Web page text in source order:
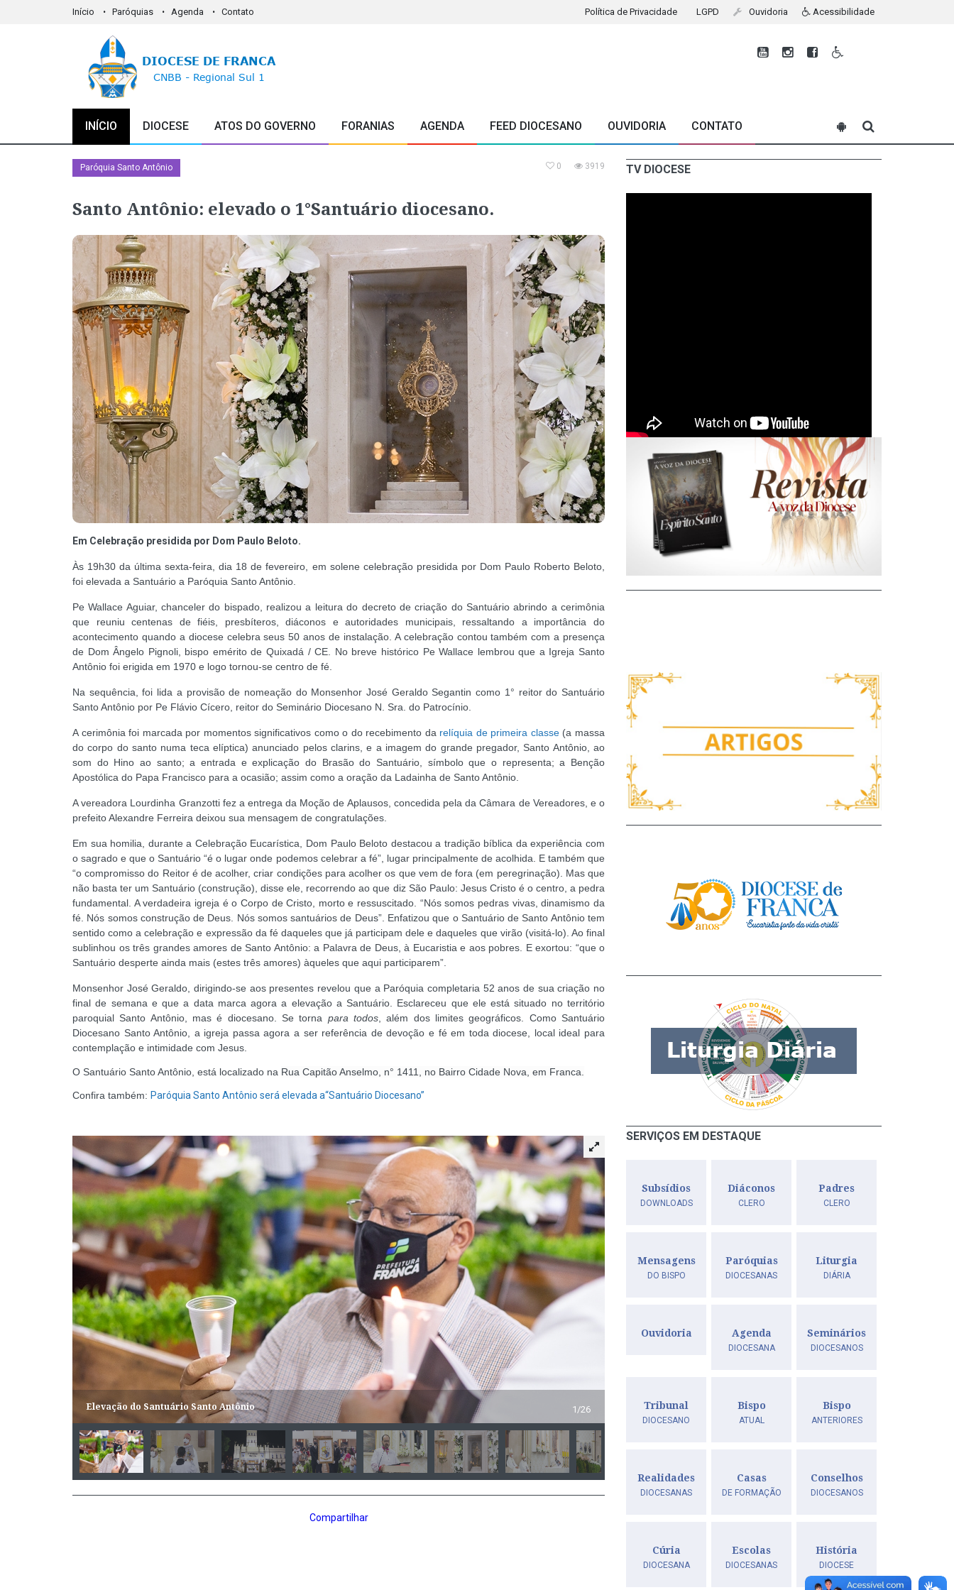
Início Paróquias Agenda Contato Política de Privacidade LGPD Ouvidoria Acessibilidade
INÍCIO DIOCESE ATOS DO GOVERNO FORANIAS AGENDA FEED DIOCESANO OUVIDORIA CONTATO
Paróquia Santo Antônio 0 3919
Santo Antônio: elevado o 1°Santuário diocesano.
Em Celebração presidida por Dom Paulo Beloto.
Às 19h30 da última sexta-feira, dia 18 de fevereiro, em solene celebração presidida por Dom Paulo Roberto Beloto,
foi elevada a Santuário a Paróquia Santo Antônio.
Pe Wallace Aguiar, chanceler do bispado, realizou a leitura do decreto de criação do Santuário abrindo a cerimônia
que reuniu centenas de fiéis, presbíteros, diáconos e autoridades municipais, ressaltando a importância do
acontecimento quando a diocese celebra seus 50 anos de instalação. A celebração contou também com a presença
de Dom Ângelo Pignoli, bispo emérito de Quixadá / CE. No breve histórico Pe Wallace lembrou que a Igreja Santo
Antônio foi erigida em 1970 e logo tornou-se centro de fé.
Na sequência, foi lida a provisão de nomeação do Monsenhor José Geraldo Segantin como 1° reitor do Santuário
Santo Antônio por Pe Flávio Cícero, reitor do Seminário Diocesano N. Sra. do Patrocínio.
A cerimônia foi marcada por momentos significativos como o do recebimento da relíquia de primeira classe (a massa
do corpo do santo numa teca elíptica) anunciado pelos clarins, e a imagem do grande pregador, Santo Antônio, ao
som do Hino ao santo; a entrada e explicação do Brasão do Santuário, símbolo que o representa; a Benção
Apostólica do Papa Francisco para a ocasião; assim como a oração da Ladainha de Santo Antônio.
A vereadora Lourdinha Granzotti fez a entrega da Moção de Aplausos, concedida pela da Câmara de Vereadores, e o
prefeito Alexandre Ferreira deixou sua mensagem de congratulações.
Em sua homilia, durante a Celebração Eucarística, Dom Paulo Beloto destacou a tradição bíblica da experiência com
o sagrado e que o Santuário “é o lugar onde podemos celebrar a fé”, lugar principalmente de acolhida. E também que
“o compromisso do Reitor é de acolher, criar condições para acolher os que vem de fora (em peregrinação). Mas que
não basta ter um Santuário (construção), disse ele, recorrendo ao que diz São Paulo: Jesus Cristo é o centro, a pedra
fundamental. A verdadeira igreja é o Corpo de Cristo, morto e ressuscitado. “Nós somos pedras vivas, dinamismo da
fé. Nós somos construção de Deus. Nós somos santuários de Deus”. Enfatizou que o Santuário de Santo Antônio tem
sentido como a celebração e expressão da fé daqueles que já participam dele e daqueles que virão (visitá-lo). Ao final
sublinhou os três grandes amores de Santo Antônio: a Palavra de Deus, à Eucaristia e aos pobres. E exortou: “que o
Santuário desperte ainda mais (estes três amores) àqueles que aqui participarem”.
Monsenhor José Geraldo, dirigindo-se aos presentes revelou que a Paróquia completaria 52 anos de sua criação no
final de semana e que a data marca agora a elevação a Santuário. Esclareceu que ele está situado no território
paroquial Santo Antônio, mas é diocesano. Se torna para todos , além dos limites geográficos. Como Santuário
Diocesano Santo Antônio, a igreja passa agora a ser referência de devoção e fé em toda diocese, local ideal para
contemplação e intimidade com Jesus.
O Santuário Santo Antônio, está localizado na Rua Capitão Anselmo, n° 1411, no Bairro Cidade Nova, em Franca.
Confira também: Paróquia Santo Antônio será elevada a“Santuário Diocesano”
Elevação do Santuário Santo Antônio 1/26 Elevação do Santuário Santo Antônio
Compartilhar
TV DIOCESE
SERVIÇOS EM DESTAQUE
Subsídios
DOWNLOADS
Diáconos
CLERO
Padres
CLERO
Mensagens
DO BISPO
Paróquias
DIOCESANAS
Liturgia
DIÁRIA
Ouvidoria Agenda
DIOCESANA
Seminários
DIOCESANOS
Tribunal
DIOCESANO
Bispo
ATUAL
Bispo
ANTERIORES
Realidades
DIOCESANAS
Casas
DE FORMAÇÃO
Conselhos
DIOCESANOS
Cúria
DIOCESANA
Escolas
DIOCESANAS
História
DIOCESE